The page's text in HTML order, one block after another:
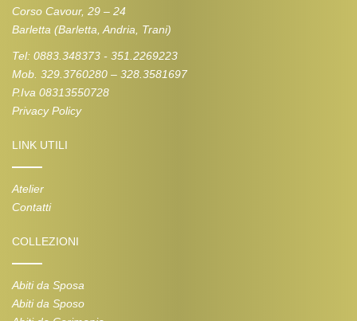
Corso Cavour, 29 – 24
Barletta (Barletta, Andria, Trani)
Tel: 0883.348373 - 351.2269223
Mob. 329.3760280 – 328.3581697
P.Iva 08313550728
Privacy Policy
LINK UTILI
Atelier
Contatti
COLLEZIONI
Abiti da Sposa
Abiti da Sposo